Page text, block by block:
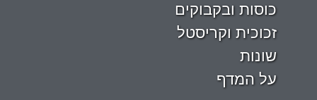
כוסות ובקבוקים
זכוכית וקריסטל
שונות
על המדף